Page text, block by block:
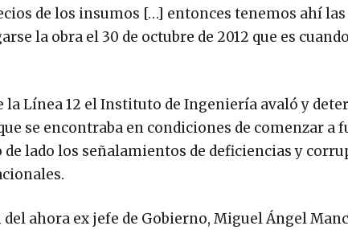
de los insumos […] entonces tenemos ahí
la obra el 30 de octubre de 2012 que es
la Línea 12 el Instituto de Ingeniería avaló y
se encontraba en condiciones de comenzar a
lado los señalamientos de deficiencias y
ahora ex jefe de Gobierno, Miguel Ángel